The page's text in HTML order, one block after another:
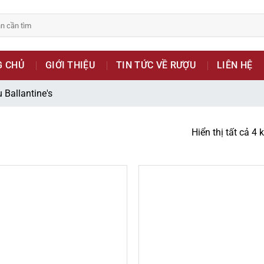
chỉ là kênh giới thiệu thông tin các sản phẩm từ
CHỦ GIỚI THIỆU TIN TỨC VỀ RƯỢU LIÊN HỆ
Ballantine's
Hiển thị tất cả 4